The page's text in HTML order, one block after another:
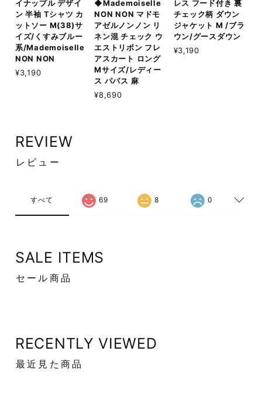
イナップル デザイ
ン 半袖 Tシャツ カ
ットソー M(38)サ
イズ/くすみブルー
系/Mademoiselle
NON NON
¥3,190
◆Mademoiselle
NON NON マドモ
アゼルノンノン リ
ネン混 チェック ウ
エストリボン フレ
アスカート ロング
Mサイズ/レディー
ス パパス 麻
¥8,690
レス フード付き 裏
チェック柄 ダウン
ジャケット M /ブラ
ウン/グースダウン
¥3,190
REVIEW
レビュー
すべて 69 8 0
SALE ITEMS
セール商品
RECENTLY VIEWED
最近見た商品